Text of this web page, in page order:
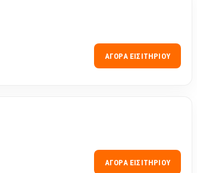
ΑΓΟΡΆ ΕΙΣΙΤΗΡΊΟΥ
ΑΓΟΡΆ ΕΙΣΙΤΗΡΊΟΥ